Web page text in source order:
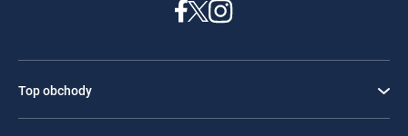
Top obchody